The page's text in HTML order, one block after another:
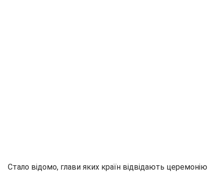
Стало відомо, глави яких країн відвідають церемонію